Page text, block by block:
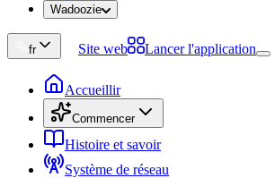
Wadoozie
fr Site web Lancer l'application
Accueillir
Commencer
Histoire et savoir
Système de réseau